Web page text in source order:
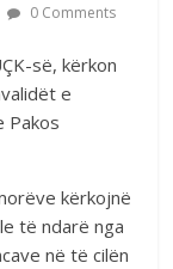
0 Comments
së, kërkon
e
Pakos
kërkojnë
të ndarë nga
në të cilën